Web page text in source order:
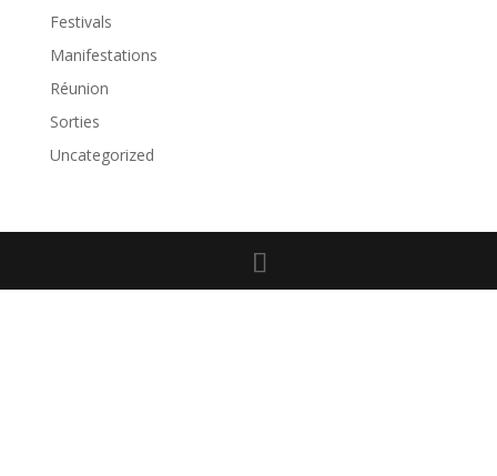
Festivals
Manifestations
Réunion
Sorties
Uncategorized